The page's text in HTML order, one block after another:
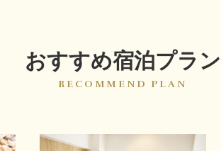
おすすめ宿泊プラン
RECOMMEND PLAN